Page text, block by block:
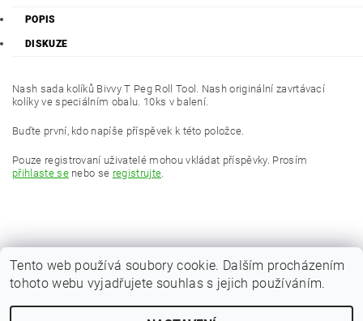
POPIS
DISKUZE
Nash sada kolíků Bivvy T Peg Roll Tool. Nash originální zavrtávací
kolíky ve speciálním obalu. 10ks v balení.
Buďte první, kdo napíše příspěvek k této položce.
Pouze registrovaní uživatelé mohou vkládat příspěvky. Prosím
přihlaste senebo se registrujte.
Zboží.cz Heureka.cz
Tento web používá soubory cookie. Dalším procházením
tohoto webu vyjadřujete souhlas s jejich používáním.